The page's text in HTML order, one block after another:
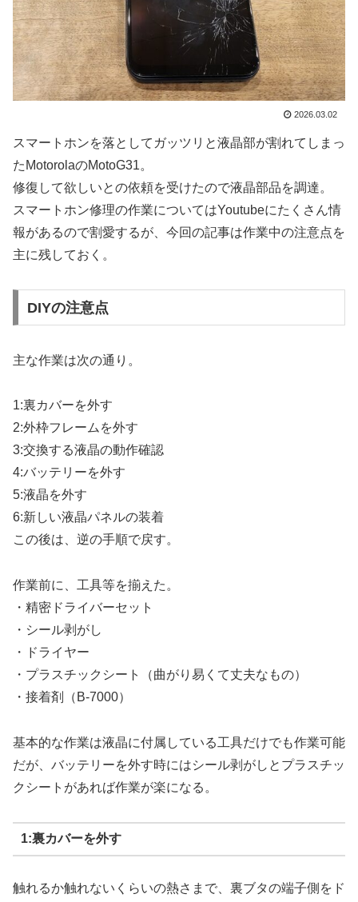
2026.03.02
スマートホンを落としてガッツリと液晶部が割れてしまっ
たMotorolaのMotoG31。
修復して欲しいとの依頼を受けたので液晶部品を調達。
スマートホン修理の作業についてはYoutubeにたくさん情
報があるので割愛するが、今回の記事は作業中の注意点を
主に残しておく。
DIYの注意点
主な作業は次の通り。
1:裏カバーを外す
2:外枠フレームを外す
3:交換する液晶の動作確認
4:バッテリーを外す
5:液晶を外す
6:新しい液晶パネルの装着
この後は、逆の手順で戻す。
作業前に、工具等を揃えた。
・精密ドライバーセット
・シール剥がし
・ドライヤー
・プラスチックシート（曲がり易くて丈夫なもの）
・接着剤（B-7000）
基本的な作業は液晶に付属している工具だけでも作業可能
だが、バッテリーを外す時にはシール剥がしとプラスチッ
クシートがあれば作業が楽になる。
1:裏カバーを外す
触れるか触れないくらいの熱さまで、裏ブタの端子側をド